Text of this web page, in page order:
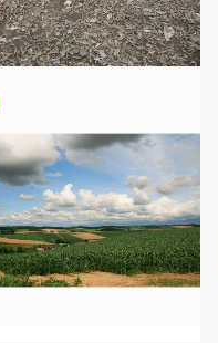
無料ダウンロード
無料ダウンロード